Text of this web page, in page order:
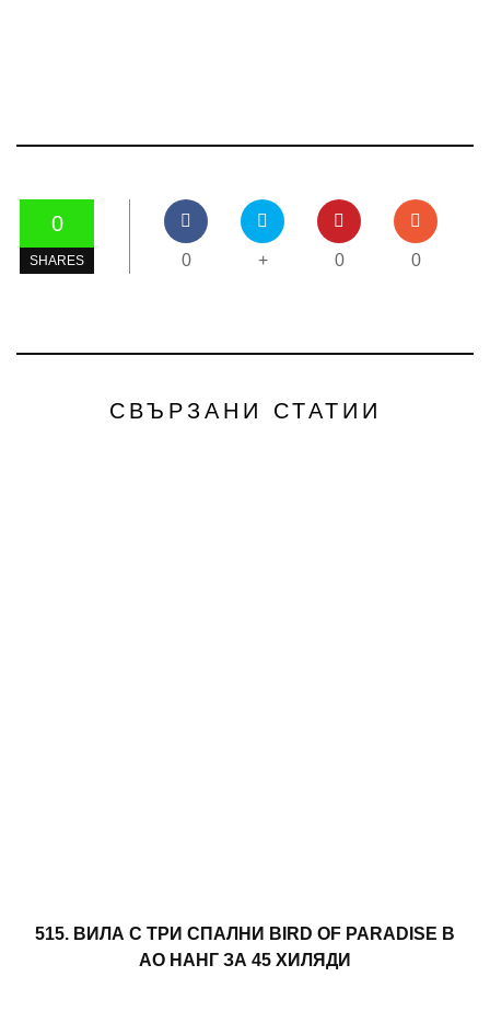
0
SHARES 0 + 0 0
СВЪРЗАНИ СТАТИИ
515. ВИЛА С ТРИ СПАЛНИ BIRD OF PARADISE В
АО НАНГ ЗА 45 ХИЛЯДИ